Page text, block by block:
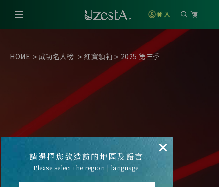
登入
HOME > 成功名人榜 > 紅寶領袖 > 2025 第三季
×
請選擇您欲造訪的地區及語言
Please select the region | language